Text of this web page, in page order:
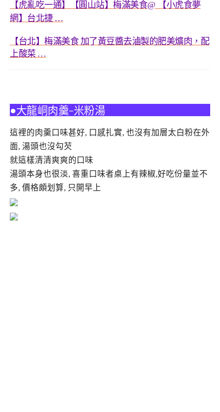
【虎亂吃一通】【圓山站】梅滿美食@
【小虎食夢
網】台北捷 …
【台北】梅滿美食 加了黃豆醬去滷製的肥美爌肉，配
上酸菜 …
●大龍峒肉羹-米粉湯
這裡的肉羹口味甚好, 口感扎實, 也沒有加層太白粉在外
面, 湯頭也沒勾芡
就這樣清清爽爽的口味
湯頭本身也很淡, 喜重口味者桌上有辣椒,好吃份量並不
多, 價格頗划算, 只開早上